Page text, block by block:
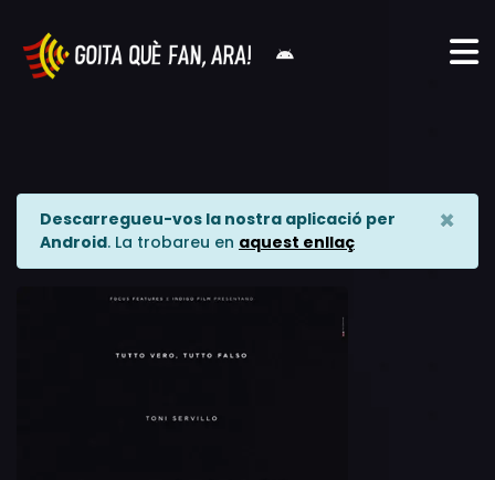
Descarregueu-vos la nostra aplicació per
Android. La trobareu en aquest enllaç
×